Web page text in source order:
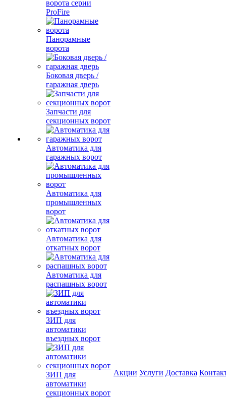
ворота серии
ProFire
Панорамные
ворота
Боковая дверь /
гаражная дверь
Запчасти для
секционных ворот
Автоматика для
гаражных ворот
Автоматика для
промышленных
ворот
Автоматика для
откатных ворот
Автоматика для
распашных ворот
ЗИП для
автоматики
въездных ворот
ЗИП для
автоматики
секционных ворот
Акции Услуги Доставка